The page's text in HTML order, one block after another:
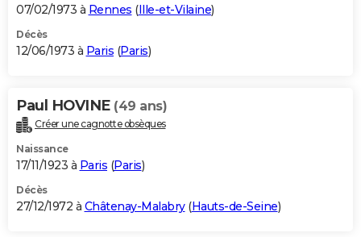
07/02/1973 à Rennes (Ille-et-Vilaine)
Décès
12/06/1973 à Paris (Paris)
Paul HOVINE (49 ans)
Créer une cagnotte obsèques
Naissance
17/11/1923 à Paris (Paris)
Décès
27/12/1972 à Châtenay-Malabry(Hauts-de-Seine)